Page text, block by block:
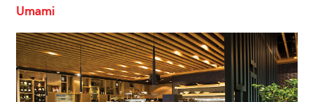
Umami